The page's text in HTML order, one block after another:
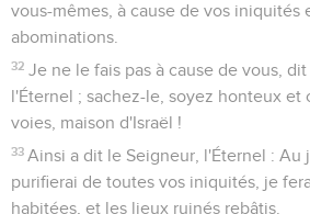
vous-mêmes, à cause de vos iniquités
abominations.
32 Je ne le fais pas à cause de vous, dit
l'Éternel ; sachez-le, soyez honteux et
voies, maison d'Israël !
33 Ainsi a dit le Seigneur, l'Éternel : Au
purifierai de toutes vos iniquités, je
habitées, et les lieux ruinés rebâtis.